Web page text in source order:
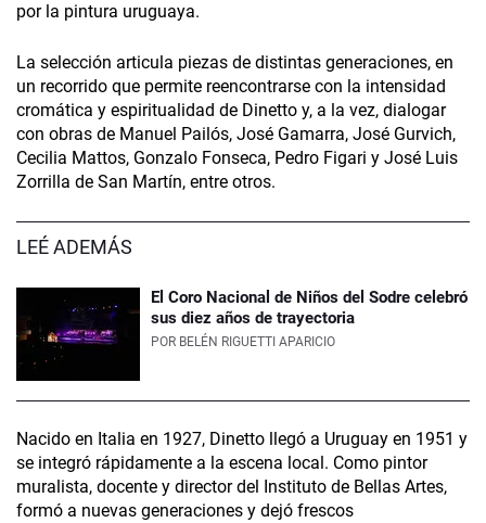
por la pintura uruguaya.
La selección articula piezas de distintas generaciones, en
un recorrido que permite reencontrarse con la intensidad
cromática y espiritualidad de Dinetto y, a la vez, dialogar
con obras de Manuel Pailós, José Gamarra, José Gurvich,
Cecilia Mattos, Gonzalo Fonseca, Pedro Figari y José Luis
Zorrilla de San Martín, entre otros.
LEÉ ADEMÁS
El Coro Nacional de Niños del Sodre celebró
sus diez años de trayectoria
POR BELÉN RIGUETTI APARICIO
Nacido en Italia en 1927, Dinetto llegó a Uruguay en 1951 y
se integró rápidamente a la escena local. Como pintor
muralista, docente y director del Instituto de Bellas Artes,
formó a nuevas generaciones y dejó frescos